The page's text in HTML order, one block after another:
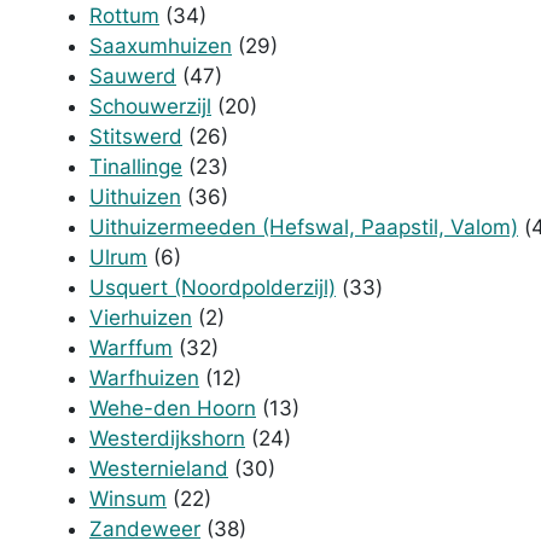
Rottum (34)
Saaxumhuizen (29)
Sauwerd (47)
Schouwerzijl (20)
Stitswerd (26)
Tinallinge (23)
Uithuizen (36)
Uithuizermeeden (Hefswal, Paapstil, Valom)
Ulrum (6)
Usquert (Noordpolderzijl) (33)
Vierhuizen (2)
Warffum (32)
Warfhuizen (12)
Wehe-den Hoorn (13)
Westerdijkshorn (24)
Westernieland (30)
Winsum (22)
Zandeweer (38)